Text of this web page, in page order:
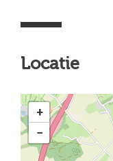
Locatie
+
−